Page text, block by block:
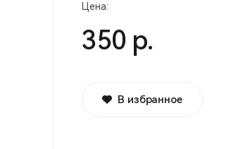
Цена:
350 р.
В избранное